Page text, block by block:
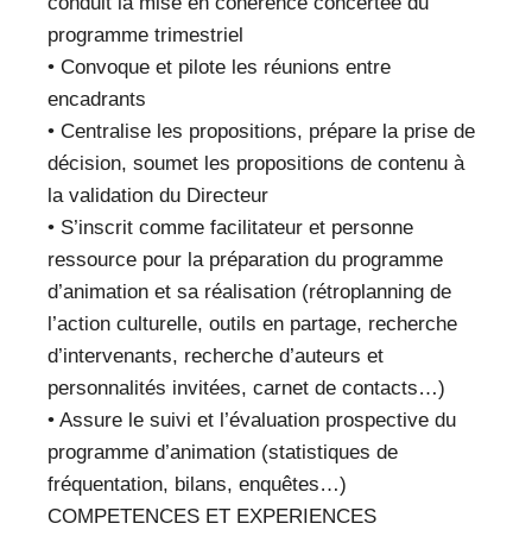
programme trimestriel
• Convoque et pilote les réunions entre
encadrants
• Centralise les propositions, prépare la prise de
décision, soumet les propositions de contenu à
la validation du Directeur
• S’inscrit comme facilitateur et personne
ressource pour la préparation du programme
d’animation et sa réalisation (rétroplanning de
l’action culturelle, outils en partage, recherche
d’intervenants, recherche d’auteurs et
personnalités invitées, carnet de contacts…)
• Assure le suivi et l’évaluation prospective du
programme d’animation (statistiques de
fréquentation, bilans, enquêtes…)
COMPETENCES ET EXPERIENCES